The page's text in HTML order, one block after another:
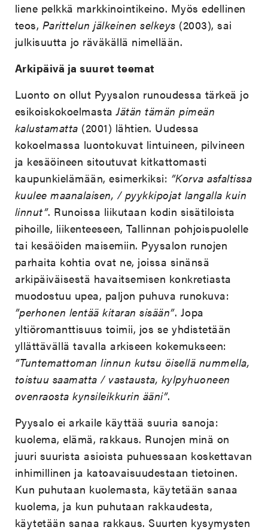
liene pelkkä markkinointikeino. Myös edellinen
teos, Parittelun jälkeinen selkeys (2003), sai
julkisuutta jo räväkällä nimellään.
Arkipäivä ja suuret teemat
Luonto on ollut Pyysalon runoudessa tärkeä jo
esikoiskokoelmastaJätän tämän pimeän
kalustamatta (2001) lähtien. Uudessa
kokoelmassa luontokuvat lintuineen, pilvineen
ja kesäöineen sitoutuvat kitkattomasti
kaupunkielämään, esimerkiksi: ”Korva asfaltissa
kuulee maanalaisen, / pyykkipojat langalla kuin
linnut”. Runoissa liikutaan kodin sisätiloista
pihoille, liikenteeseen, Tallinnan pohjoispuolelle
tai kesäöiden maisemiin. Pyysalon runojen
parhaita kohtia ovat ne, joissa sinänsä
arkipäiväisestä havaitsemisen konkretiasta
muodostuu upea, paljon puhuva runokuva:
”perhonen lentää kitaran sisään”. Jopa
yltiöromanttisuus toimii, jos se yhdistetään
yllättävällä tavalla arkiseen kokemukseen:
”Tuntemattoman linnun kutsu öisellä nummella,
toistuu saamatta / vastausta, kylpyhuoneen
ovenraosta kynsileikkurin ääni”.
Pyysalo ei arkaile käyttää suuria sanoja:
kuolema, elämä, rakkaus. Runojen minä on
juuri suurista asioista puhuessaan koskettavan
inhimillinen ja katoavaisuudestaan tietoinen.
Kun puhutaan kuolemasta, käytetään sanaa
kuolema, ja kun puhutaan rakkaudesta,
käytetään sanaa rakkaus. Suurten kysymysten